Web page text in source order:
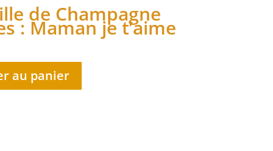
de Champagne
: Maman je t’aime
au panier